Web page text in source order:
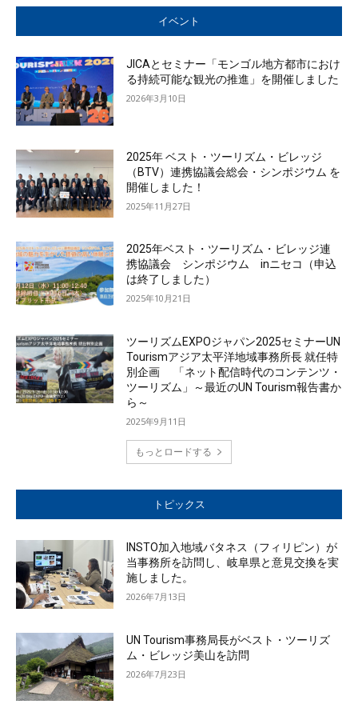
イベント
JICAとセミナー「モンゴル地方都市におけ
る持続可能な観光の推進」を開催しました
2026年3月10日
2025年 ベスト・ツーリズム・ビレッジ
（BTV）連携協議会総会・シンポジウム を
開催しました！
2025年11月27日
2025年ベスト・ツーリズム・ビレッジ連
携協議会 シンポジウム inニセコ（申込
は終了しました）
2025年10月21日
ツーリズムEXPOジャパン2025セミナーUN
Tourismアジア太平洋地域事務所長 就任特
別企画 「ネット配信時代のコンテンツ・
ツーリズム」～最近のUN Tourism報告書か
ら～
2025年9月11日
もっとロードする
トピックス
INSTO加入地域バタネス（フィリピン）が
当事務所を訪問し、岐阜県と意見交換を実
施しました。
2026年7月13日
UN Tourism事務局長がベスト・ツーリズ
ム・ビレッジ美山を訪問
2026年7月23日